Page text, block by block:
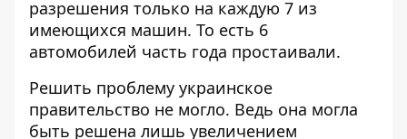
разрешения только на каждую 7 из
имеющихся машин. То есть 6
автомобилей часть года простаивали.
Решить проблему украинское
правительство не могло. Ведь она могла
быть решена лишь увеличением